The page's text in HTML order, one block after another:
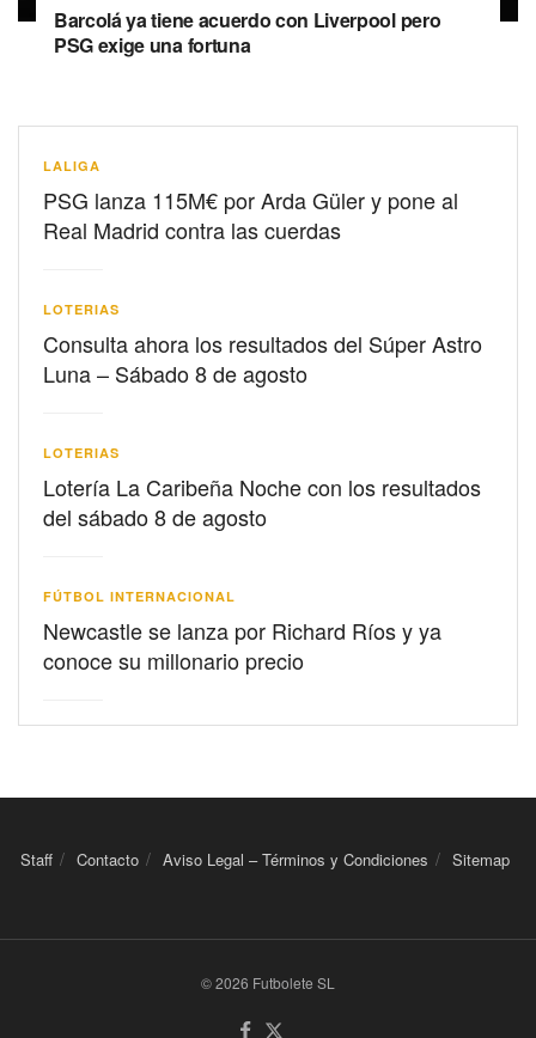
Barcolá ya tiene acuerdo con Liverpool pero
PSG exige una fortuna
LALIGA
PSG lanza 115M€ por Arda Güler y pone al
Real Madrid contra las cuerdas
LOTERIAS
Consulta ahora los resultados del Súper Astro
Luna – Sábado 8 de agosto
LOTERIAS
Lotería La Caribeña Noche con los resultados
del sábado 8 de agosto
FÚTBOL INTERNACIONAL
Newcastle se lanza por Richard Ríos y ya
conoce su millonario precio
Staff Contacto Aviso Legal – Términos y Condiciones Sitemap
© 2026 Futbolete SL